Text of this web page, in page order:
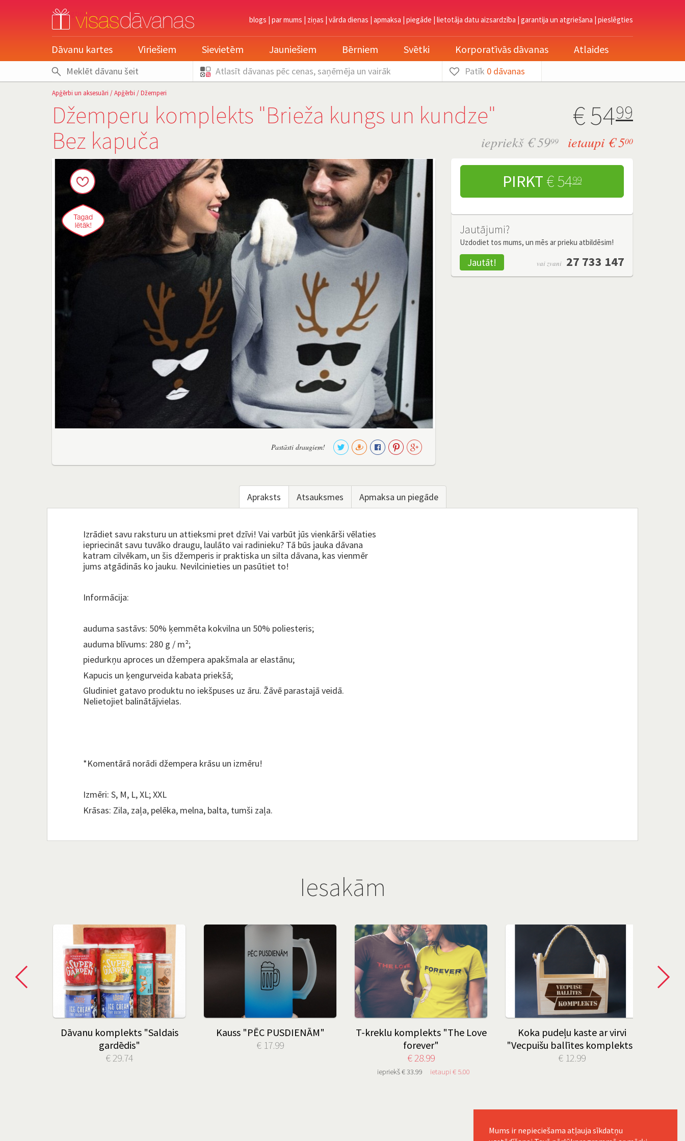
blogs | par mums | ziņas | vārda dienas | apmaksa | piegāde | lietotāja datu aizsardzība | garantija un atgriešana | pieslēgties
pieslēgties
Dāvanu kartes Vīriešiem Sievietēm Jauniešiem Bērniem Svētki Korporatīvās dāvanas Atlaides
Atlasīt dāvanas pēc cenas, saņēmēja un vairāk Patīk 0dāvanas
Apģērbi un aksesuāri /Apģērbi /Džemperi
Džemperu komplekts "Brieža kungs un kundze"
Bez kapuča
€5499
iepriekš € 5999 ietaupi € 500
Pastāsti draugiem!
PIRKT € 5499
Jautājumi?
Uzdodiet tos mums, un mēs ar prieku atbildēsim!
Jautāt! vai zvani 27 733 147
Apraksts Atsauksmes Apmaksa un piegāde
Izrādiet savu raksturu un attieksmi pret dzīvi! Vai varbūt jūs vienkārši vēlaties
iepriecināt savu tuvāko draugu, laulāto vai radinieku? Tā būs jauka dāvana
katram cilvēkam, un šis džemperis ir praktiska un silta dāvana, kas vienmēr
jums atgādinās ko jauku. Nevilcinieties un pasūtiet to!
Informācija:
auduma sastāvs: 50% ķemmēta kokvilna un 50% poliesteris;
auduma blīvums: 280 g / m²;
piedurkņu aproces un džempera apakšmala ar elastānu;
Kapucis un ķengurveida kabata priekšā;
Gludiniet gatavo produktu no iekšpuses uz āru. Žāvē parastajā veidā.
Nelietojiet balinātājvielas.
*Komentārā norādi džempera krāsu un izmēru!
Izmēri: S, M, L, XL; XXL
Krāsas: Zila, zaļa, pelēka, melna, balta, tumši zaļa.
Iesakām
Dāvanu komplekts "Saldais
gardēdis"
€ 29.74
Kauss "PĒC PUSDIENĀM"
€ 17.99
T-kreklu komplekts "The Love
forever"
€ 28.99
iepriekš € 33.99 ietaupi € 5.00
Koka pudeļu kaste ar virvi
"Vecpuišu ballītes komplekts"
€ 12.99
Mums ir nepieciešama atļauja sīkdatņu